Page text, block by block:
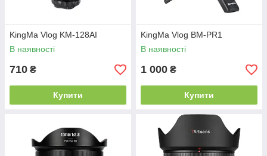
KingMa Vlog KM-128AI
В наявності
710 ₴
Купити
KingMa Vlog BM-PR1
В наявності
1 000 ₴
Купити